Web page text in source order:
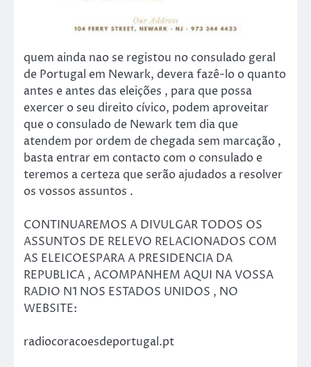
quem ainda nao se registou no consulado geral
de Portugal em Newark, devera fazê-lo o quanto
antes e antes das eleições , para que possa
exercer o seu direito cívico, podem aproveitar
que o consulado de Newark tem dia que
atendem por ordem de chegada sem marcação ,
basta entrar em contacto com o consulado e
teremos a certeza que serão ajudados a resolver
os vossos assuntos .
CONTINUAREMOS A DIVULGAR TODOS OS
ASSUNTOS DE RELEVO RELACIONADOS COM
AS ELEICOESPARA A PRESIDENCIA DA
REPUBLICA , ACOMPANHEM AQUI NA VOSSA
RADIO N1 NOS ESTADOS UNIDOS , NO
WEBSITE:
radiocoracoesdeportugal.pt